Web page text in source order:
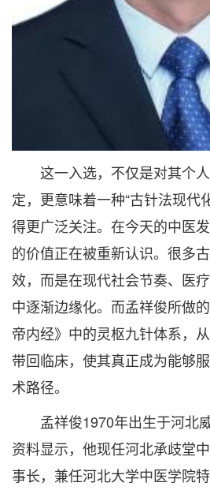
这一入选，不仅是对其个人
定，更意味着一种“古针法现代
得更广泛关注。在今天的中医
的价值正在被重新认识。很多
效，而是在现代社会节奏、医
中逐渐边缘化。而孟祥俊所做
帝内经》中的灵枢九针体系，
带回临床，使其真正成为能够
术路径。
孟祥俊1970年出生于河北威
资料显示，他现任河北承歧堂
事长，兼任河北大学中医学院